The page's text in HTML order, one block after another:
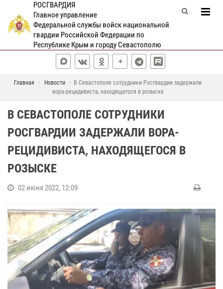
РОСГВАРДИЯ
Главное управление
Федеральной службы войск национальной
гвардии Российской Федерации по
Республике Крым и городу Севастополю
Главная Новости
В Севастополе сотрудники Росгвардии задержали
вора-рецидивиста, находящегося в розыске
В СЕВАСТОПОЛЕ СОТРУДНИКИ
РОСГВАРДИИ ЗАДЕРЖАЛИ ВОРА-
РЕЦИДИВИСТА, НАХОДЯЩЕГОСЯ В
РОЗЫСКЕ
02 июня 2022, 12:09